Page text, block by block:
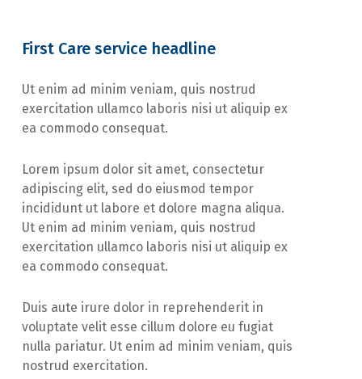
First Care service headline
Ut enim ad minim veniam, quis nostrud
exercitation ullamco laboris nisi ut aliquip ex
ea commodo consequat.
Lorem ipsum dolor sit amet, consectetur
adipiscing elit, sed do eiusmod tempor
incididunt ut labore et dolore magna aliqua.
Ut enim ad minim veniam, quis nostrud
exercitation ullamco laboris nisi ut aliquip ex
ea commodo consequat.
Duis aute irure dolor in reprehenderit in
voluptate velit esse cillum dolore eu fugiat
nulla pariatur. Ut enim ad minim veniam, quis
nostrud exercitation.